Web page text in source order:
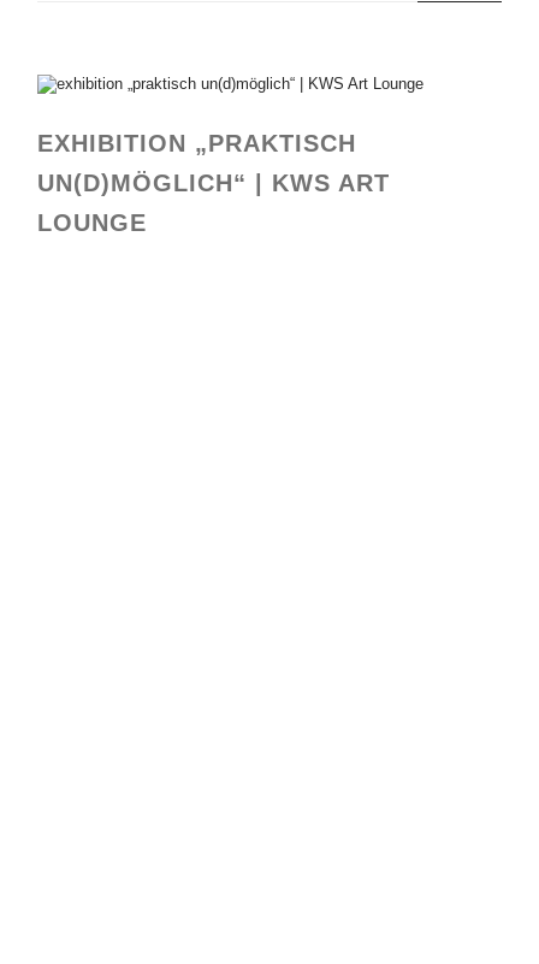
EXHIBITION „PRAKTISCH
UN(D)MÖGLICH“ | KWS ART
LOUNGE